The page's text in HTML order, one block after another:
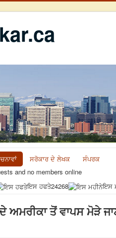
ਸਰੋਕਾਰ ਦੇ ਲੇਖਕ
ਸੰਪਰਕ
and no members online
ਇਸ ਹਫਤੇ24268 ਇਸ
ਅਮਰੀਕਾ ਤੋਂ ਵਾਪਸ ਮੋੜੇ